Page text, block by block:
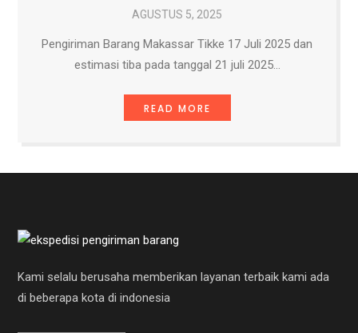
AGUSTUS 5, 2025
Pengiriman Barang Makassar Tikke 17 Juli 2025 dan
estimasi tiba pada tanggal 21 juli 2025…
READ MORE
Kami selalu berusaha memberikan layanan terbaik kami ada
di beberapa kota di indonesia